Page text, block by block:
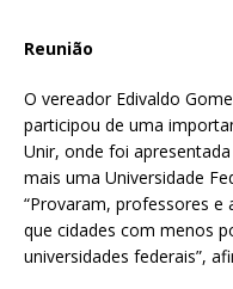
Reunião
O vereador Edivaldo
participou de uma
Unir, onde foi
mais uma Universidade
“Provaram, professores e
que cidades com menos
universidades federais”,